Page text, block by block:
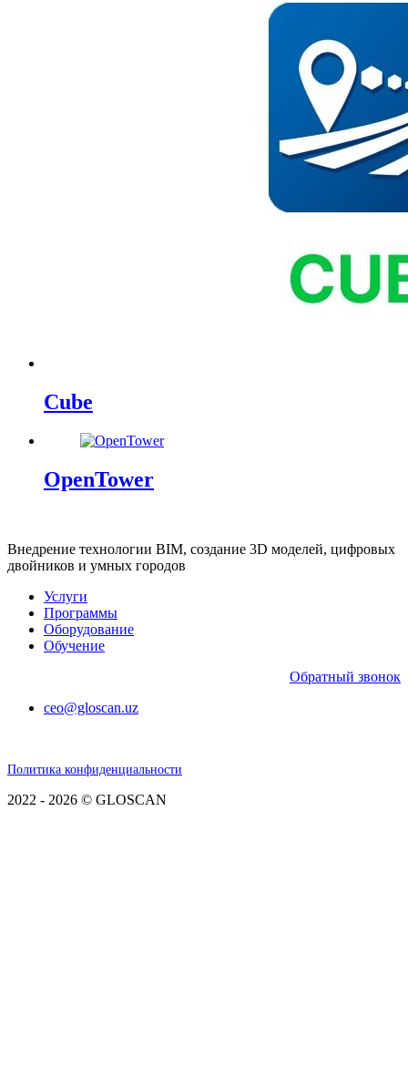
Cube
OpenTower
Внедрение технологии BIM, создание 3D моделей, цифровых
двойников и умных городов
Услуги
Программы
Оборудование
Обучение
Обратный звонок
ceo@gloscan.uz
Политика конфиденциальности
2022 - 2026 © GLOSCAN